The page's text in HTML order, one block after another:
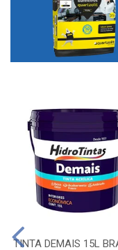
TINTA DEMAIS 15L